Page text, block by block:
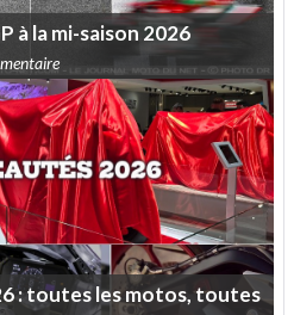
àlami-saison 2026
:touteslesmotos,toutes